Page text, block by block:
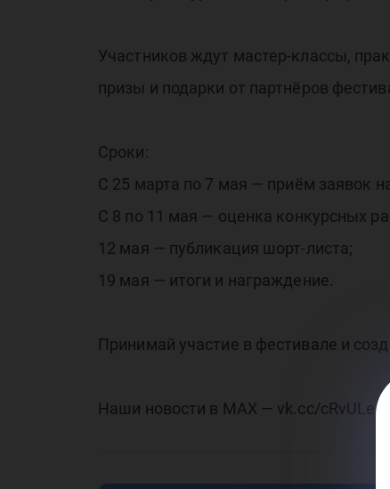
Участников ждут мастер-классы,
призы и подарки от партнёров
Сроки:
С 25 марта по 7 мая — приём заявок
С 8 по 11 мая — оценка конкурсных
12 мая — публикация шорт-листа;
19 мая — итоги и награждение.
Принимай участие в фестивале и
Наши новости в МАХ — vk.cc/cRvULe